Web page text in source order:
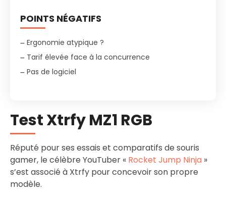
POINTS NÉGATIFS
Ergonomie atypique ?
Tarif élevée face à la concurrence
Pas de logiciel
Test Xtrfy MZ1 RGB
Réputé pour ses essais et comparatifs de souris
gamer, le célèbre YouTuber « Rocket Jump Ninja »
s’est associé à Xtrfy pour concevoir son propre
modèle.